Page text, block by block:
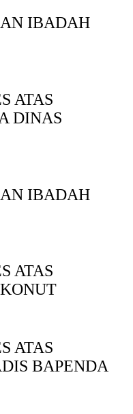
IBADAH
ATAS
DINAS
IBADAH
ATAS
ATAS
BAPENDA